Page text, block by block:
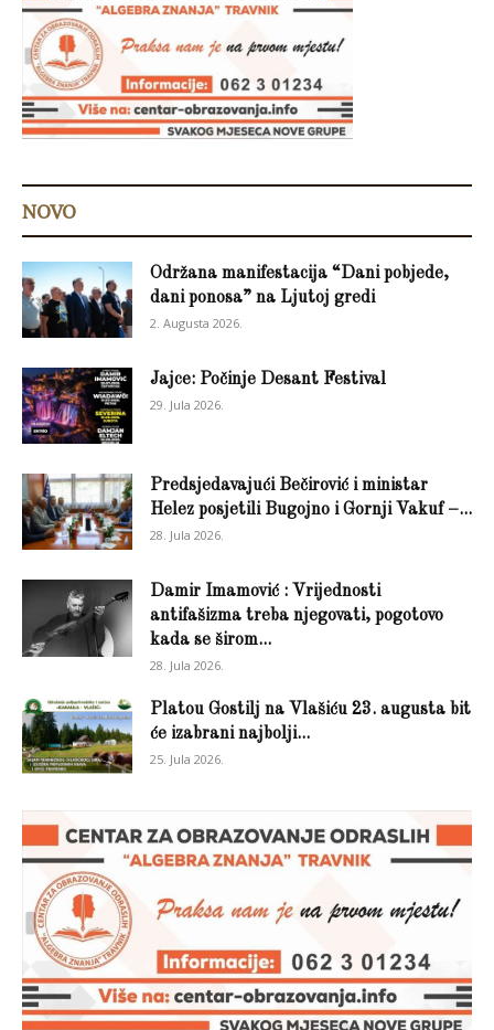
NOVO
Održana manifestacija “Dani pobjede,
dani ponosa” na Ljutoj gredi
2. Augusta 2026.
Jajce: Počinje Desant Festival
29. Jula 2026.
Predsjedavajući Bečirović i ministar
Helez posjetili Bugojno i Gornji Vakuf –...
28. Jula 2026.
Damir Imamović : Vrijednosti
antifašizma treba njegovati, pogotovo
kada se širom...
28. Jula 2026.
Platou Gostilj na Vlašiću 23. augusta bit
će izabrani najbolji...
25. Jula 2026.